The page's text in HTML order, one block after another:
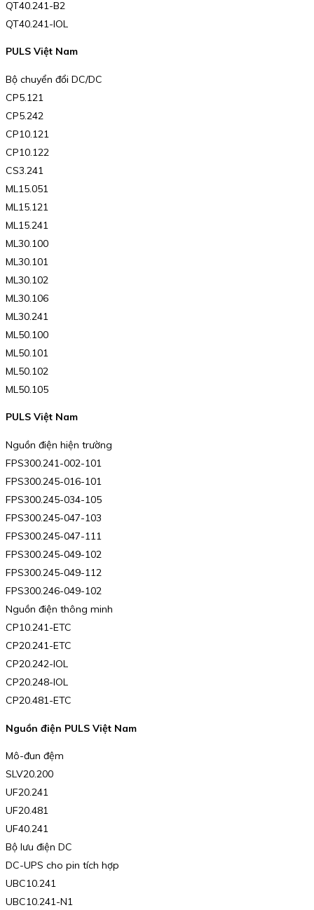
QT40.241-B2
QT40.241-IOL
PULS Việt Nam
Bộ chuyển đổi DC/DC
CP5.121
CP5.242
CP10.121
CP10.122
CS3.241
ML15.051
ML15.121
ML15.241
ML30.100
ML30.101
ML30.102
ML30.106
ML30.241
ML50.100
ML50.101
ML50.102
ML50.105
PULS Việt Nam
Nguồn điện hiện trường
FPS300.241-002-101
FPS300.245-016-101
FPS300.245-034-105
FPS300.245-047-103
FPS300.245-047-111
FPS300.245-049-102
FPS300.245-049-112
FPS300.246-049-102
Nguồn điện thông minh
CP10.241-ETC
CP20.241-ETC
CP20.242-IOL
CP20.248-IOL
CP20.481-ETC
Nguồn điện PULS Việt Nam
Mô-đun đệm
SLV20.200
UF20.241
UF20.481
UF40.241
Bộ lưu điện DC
DC-UPS cho pin tích hợp
UBC10.241
UBC10.241-N1